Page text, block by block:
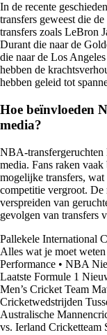
In de recente
transfers geweest die
transfers zoals LeBron
Durant die naar de
die naar de Los
hebben de
hebben geleid tot
Hoe beïnvloeden
media?
NBA-transfergeruchten
media. Fans raken
mogelijke transfers,
competitie vergroot. De
verspreiden van
gevolgen van transfers
Pallekele International
Alles wat je moet
Performance • NBA
Laatste Formule 1
Men’s Cricket Team
Cricketwedstrijden
Australische
vs. Ierland Cricketteam